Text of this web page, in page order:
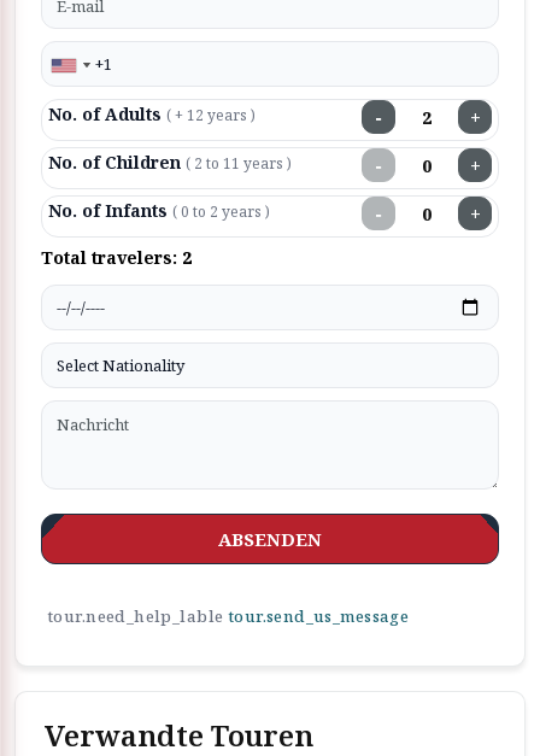
No. of Adults ( + 12 years ) − +
No. of Children ( 2 to 11 years ) − +
No. of Infants ( 0 to 2 years ) − +
Total travelers: 2
ABSENDEN
tour.need_help_lable tour.send_us_message
Verwandte Touren